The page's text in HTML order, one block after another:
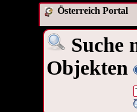
Österreich Portal
Suche
Objekten